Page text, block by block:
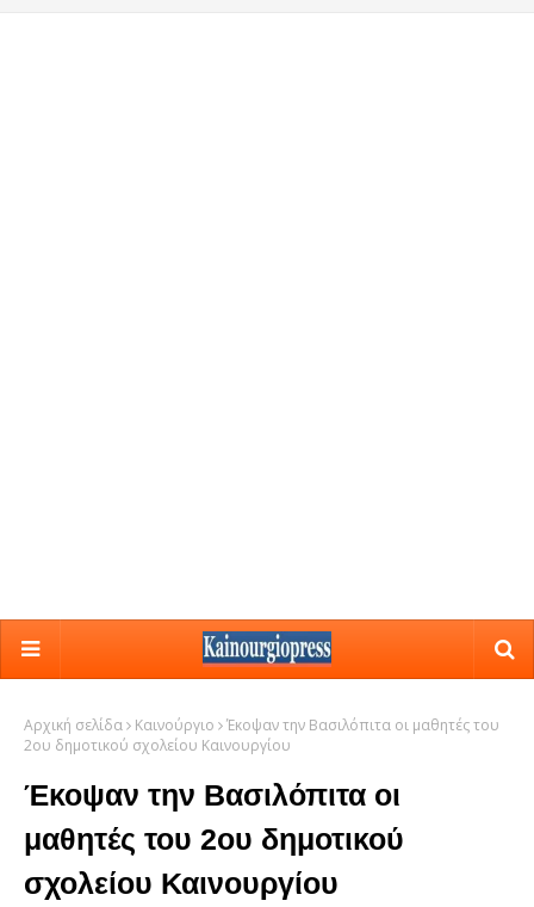
Αρχική σελίδα Καινούργιο
Έκοψαν την Βασιλόπιτα οι μαθητές του
2ου δημοτικού σχολείου Καινουργίου
Έκοψαν την Βασιλόπιτα οι
μαθητές του 2ου δημοτικού
σχολείου Καινουργίου